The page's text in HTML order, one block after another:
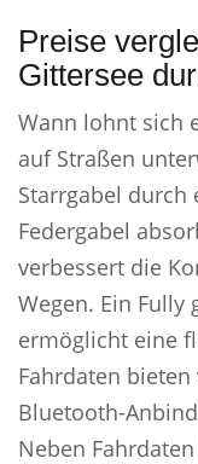
Preise
Gittersee
Wann lohnt sich
auf Straßen
Starrgabel durch
Federgabel
verbessert die
Wegen. Ein
ermöglicht eine
Fahrdaten
Bluetooth-
Neben